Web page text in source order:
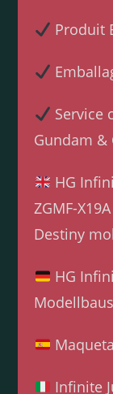
Produit
Service
Gundam &
HG
ZGMF-
Destiny
HG
Infinite